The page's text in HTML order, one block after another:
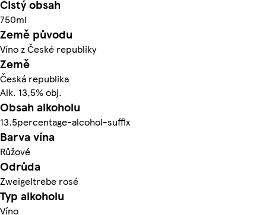
Čistý obsah
750ml
Země původu
Víno z České republiky
Země
Česká republika
Alk. 13,5% obj.
Obsah alkoholu
13.5percentage-alcohol-suffix
Barva vína
Růžové
Odrůda
Zweigeltrebe rosé
Typ alkoholu
Víno